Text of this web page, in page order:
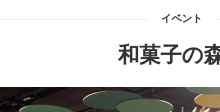
イベント
和菓子の